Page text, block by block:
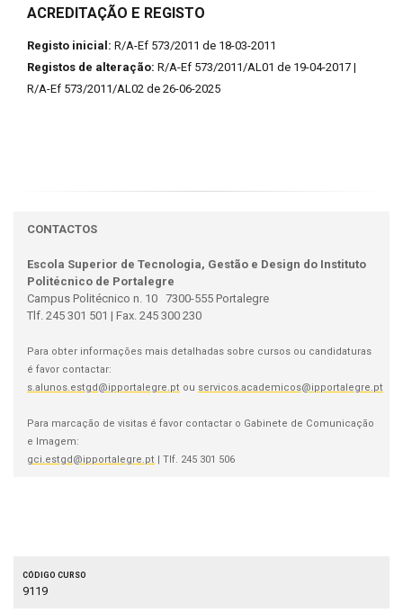
ACREDITAÇÃO E REGISTO
Registo inicial: R/A-Ef 573/2011 de 18-03-2011
Registos de alteração: R/A-Ef 573/2011/AL01 de 19-04-2017 |
R/A-Ef 573/2011/AL02 de 26-06-2025
CONTACTOS
Escola Superior de Tecnologia, Gestão e Design do Instituto
Politécnico de Portalegre
Campus Politécnico n. 10 7300-555 Portalegre
Tlf. 245 301 501 | Fax. 245 300 230
Para obter informações mais detalhadas sobre cursos ou candidaturas
é favor contactar:
s.alunos.estgd@ipportalegre.pt ou servicos.academicos@ipportalegre.pt
Para marcação de visitas é favor contactar o Gabinete de Comunicação
e Imagem:
gci.estgd@ipportalegre.pt | Tlf. 245 301 506
Código curso
9119